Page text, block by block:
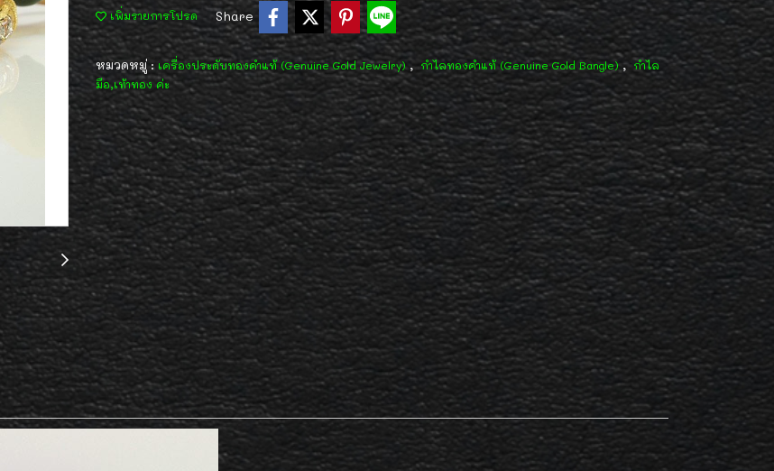
เพิ่มรายการโปรด Share
หมวดหมู่ : เครื่องประดับทองคำแท้ (Genuine Gold Jewelry), กำไลทองคำแท้ (Genuine Gold Bangle) , กำไล
มือ,เท้าทอง ค่ะ